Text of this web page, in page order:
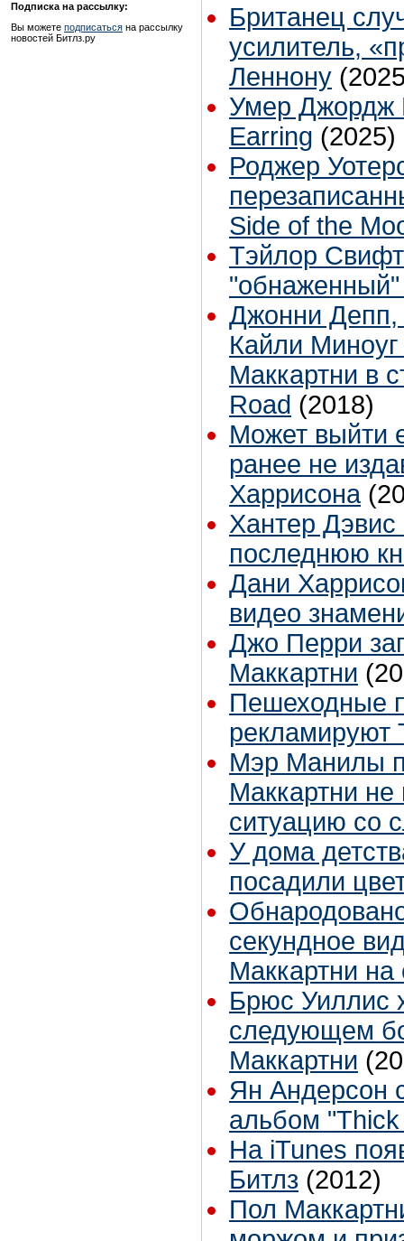
Подписка на рассылку:
Вы можете подписаться на рассылку
новостей Битлз.ру
Британец
усилитель,
Леннону
Умер Джордж
Earring (2025)
Роджер
Side of the
Тэйлор
Джонни
Кайли Миноуг
Маккартни в
Road (2018)
Может выйти
ранее не
Харрисона
Хантер
последнюю
Дани
видео
Джо Перри
Маккартни
Пешеходные
рекламируют
Мэр Манилы
Маккартни
ситуацию со
У дома
посадили
секундное
Маккартни на
Брюс Уиллис
следующем
Маккартни
Ян Андерсон
альбом "Thick
На iTunes
Битлз (2012)
Пол